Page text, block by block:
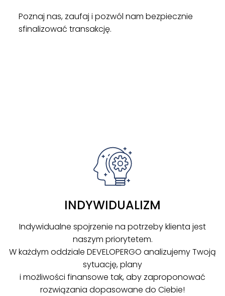
Poznaj nas, zaufaj i pozwól nam bezpiecznie
sfinalizować transakcję.
INDYWIDUALIZM
Indywidualne spojrzenie na potrzeby klienta jest
naszym priorytetem.
W każdym oddziale DEVELOPERGO analizujemy Twoją
sytuację, plany
i możliwości finansowe tak, aby zaproponować
rozwiązania dopasowane do Ciebie!